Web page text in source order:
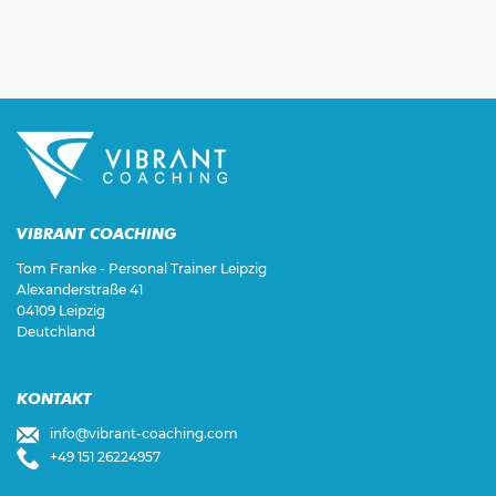
VIBRANT COACHING
Tom Franke - Personal Trainer Leipzig
Alexanderstraße 41
04109 Leipzig
Deutchland
KONTAKT
info@vibrant-coaching.com
+49 151 26224957